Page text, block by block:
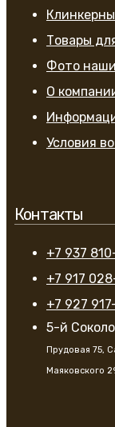
Товары
Фото
О
Условия
Контакты
+7 937
+7 917
+7 927
5-й
Прудовая 75,
Маяковского